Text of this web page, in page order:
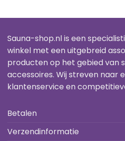
Sauna-shop.nl is een
winkel met een uitgebreid
producten op het gebied van
accessoires. Wij streven naar
klantenservice en
Betalen
Verzendinformatie